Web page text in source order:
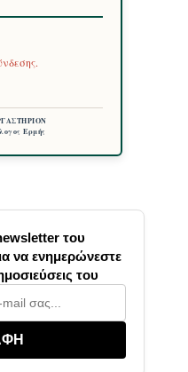
Ερμής
του
να ενημερώνεστε
του